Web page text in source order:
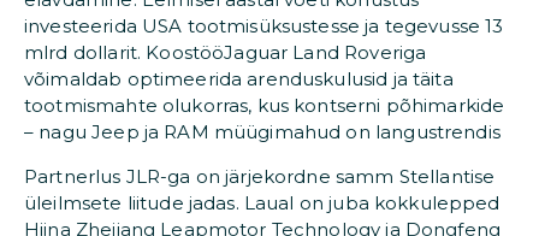
investeerida USA tootmisüksustesse ja tegevusse 13
mlrd dollarit. KoostööJaguar Land Roveriga
võimaldab optimeerida arenduskulusid ja täita
tootmismahte olukorras, kus kontserni põhimarkide
– nagu Jeep ja RAM müügimahud on langustrendis
Partnerlus JLR-ga on järjekordne samm Stellantise
üleilmsete liitude jadas. Laual on juba kokkulepped
Hiina Zhejiang Leapmotor Technology ja Dongfeng